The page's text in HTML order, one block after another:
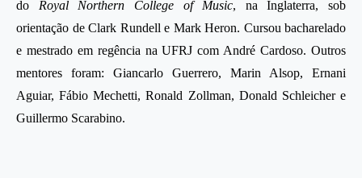
do Royal Northern College of Music, na Inglaterra, sob
orientação de Clark Rundell e Mark Heron. Cursou bacharelado
e mestrado em regência na UFRJ com André Cardoso. Outros
mentores foram: Giancarlo Guerrero, Marin Alsop, Ernani
Aguiar, Fábio Mechetti, Ronald Zollman, Donald Schleicher e
Guillermo Scarabino.